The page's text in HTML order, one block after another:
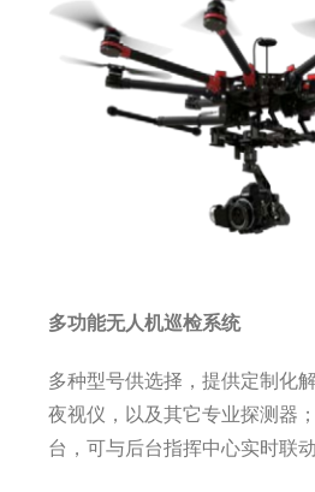
多功能无人机巡检系统
多种型号供选择，提供定制化
夜视仪，以及其它专业探测器
台，可与后台指挥中心实时联动